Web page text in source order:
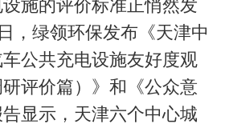
施的评价标准正悄然发
，绿领环保发布《天津中
公共充电设施友好度观
评价篇）》和《公众意
显示，天津六个中心城